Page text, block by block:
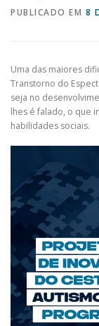
PUBLICADO EM 8
Uma das maiores
Transtorno do
seja no
lhes é falado, o que
habilidades sociais.